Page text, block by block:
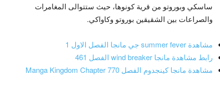
ساسكي وبوروتو من قرية كونوها، حيث ستتوالى المغامرات
والصراعات بين الشقيقين بوروتو وكاواكي.
مشاهدة summer fever جي مانجا الفصل الاول 1
رابط مشاهدة مانجا wind breaker الفصل 461
مشاهدة مانجا كينجدوم الفصل 770 Manga Kingdom Chapter